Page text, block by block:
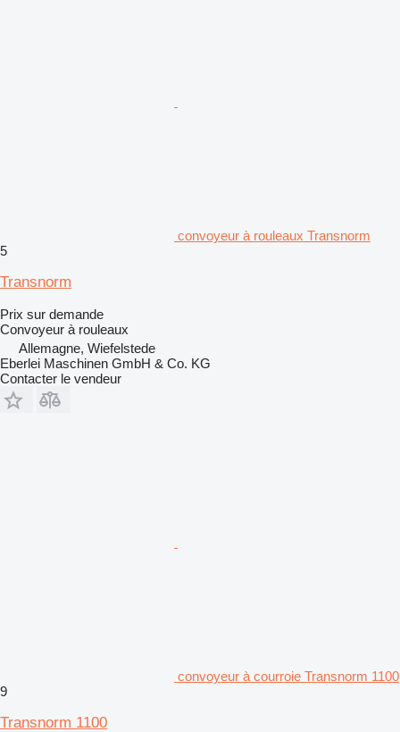
convoyeur à rouleaux Transnorm
5
Transnorm
Prix sur demande
Convoyeur à rouleaux
Allemagne, Wiefelstede
Eberlei Maschinen GmbH & Co. KG
Contacter le vendeur
convoyeur à courroie Transnorm 1100
9
Transnorm 1100